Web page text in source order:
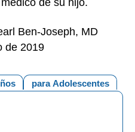
de su hijo.
Ben-Joseph, MD
de 2019
para Adolescentes